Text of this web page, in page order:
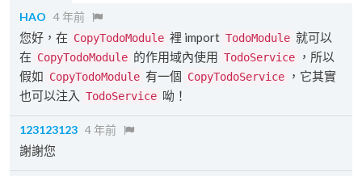
HAO 4 年前
您好，在 CopyTodoModule 裡 import TodoModule 就可以
在 CopyTodoModule 的作用域內使用 TodoService
，所以
假如 CopyTodoModule 有一個 CopyTodoService
，它其實
也可以注入
TodoService 呦！
123123123 4 年前
謝謝您